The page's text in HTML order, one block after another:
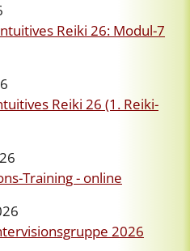
Reiki 26: Modul-7
Reiki 26 (1. Reiki-
Training - online
2026